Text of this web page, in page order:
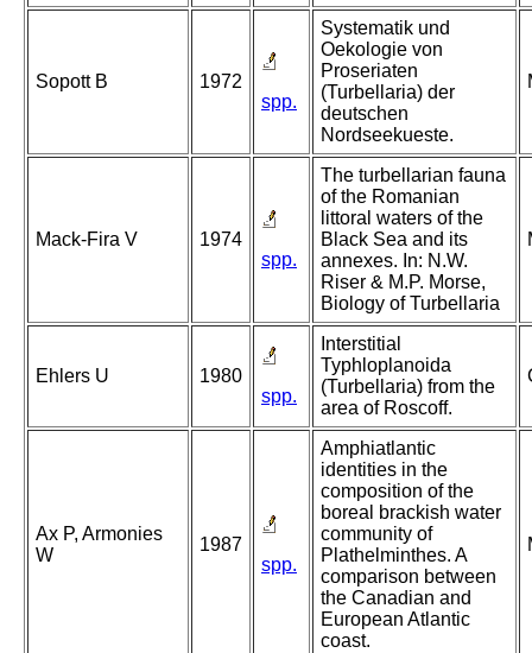
Sopott B
1972
spp.
Systematik und
Oekologie von
Proseriaten
(Turbellaria) der
deutschen
Nordseekueste.
Mack-Fira V
1974
spp.
The turbellarian fauna
of the Romanian
littoral waters of the
Black Sea and its
annexes. In: N.W.
Riser & M.P. Morse,
Biology of Turbellaria
Ehlers U
1980
spp.
Interstitial
Typhloplanoida
(Turbellaria) from the
area of Roscoff.
Ax P, Armonies
W
1987
spp.
Amphiatlantic
identities in the
composition of the
boreal brackish water
community of
Plathelminthes. A
comparison between
the Canadian and
European Atlantic
coast.